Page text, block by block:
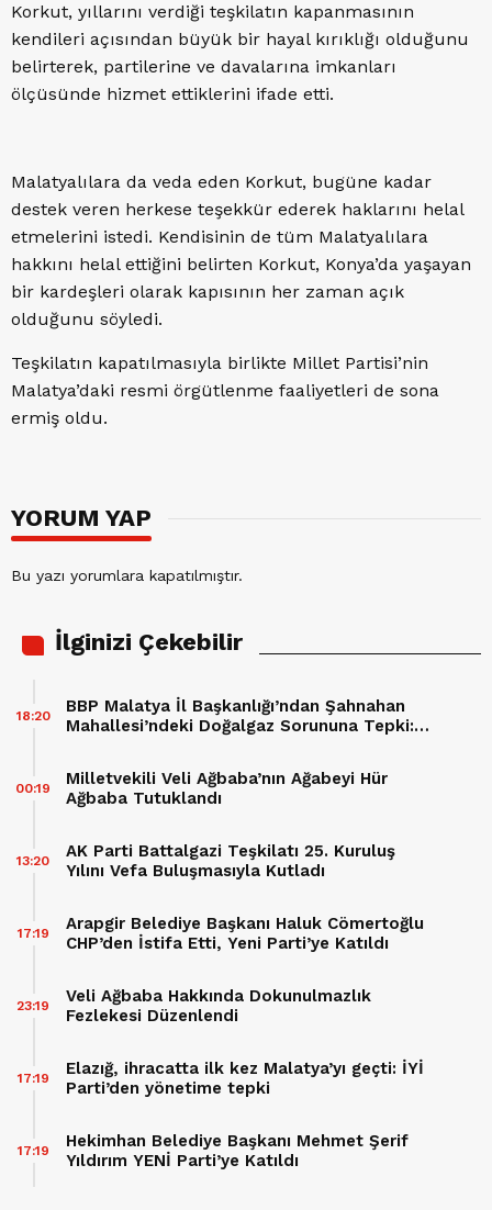
Korkut, yıllarını verdiği teşkilatın kapanmasının
kendileri açısından büyük bir hayal kırıklığı olduğunu
belirterek, partilerine ve davalarına imkanları
ölçüsünde hizmet ettiklerini ifade etti.
Malatyalılara da veda eden Korkut, bugüne kadar
destek veren herkese teşekkür ederek haklarını helal
etmelerini istedi. Kendisinin de tüm Malatyalılara
hakkını helal ettiğini belirten Korkut, Konya’da yaşayan
bir kardeşleri olarak kapısının her zaman açık
olduğunu söyledi.
Teşkilatın kapatılmasıyla birlikte Millet Partisi’nin
Malatya’daki resmi örgütlenme faaliyetleri de sona
ermiş oldu.
YORUM YAP
Bu yazı yorumlara kapatılmıştır.
İlginizi Çekebilir
BBP Malatya İl Başkanlığı’ndan Şahnahan
Mahallesi’ndeki Doğalgaz Sorununa Tepki:
18:20
Milletvekili Veli Ağbaba’nın Ağabeyi Hür
Ağbaba Tutuklandı
00:19
AK Parti Battalgazi Teşkilatı 25. Kuruluş
Yılını Vefa Buluşmasıyla Kutladı
13:20
Arapgir Belediye Başkanı Haluk Cömertoğlu
CHP’den İstifa Etti, Yeni Parti’ye Katıldı
17:19
Veli Ağbaba Hakkında Dokunulmazlık
Fezlekesi Düzenlendi
23:19
Elazığ, ihracatta ilk kez Malatya’yı geçti: İYİ
Parti’den yönetime tepki
17:19
Hekimhan Belediye Başkanı Mehmet Şerif
Yıldırım YENİ Parti’ye Katıldı
17:19